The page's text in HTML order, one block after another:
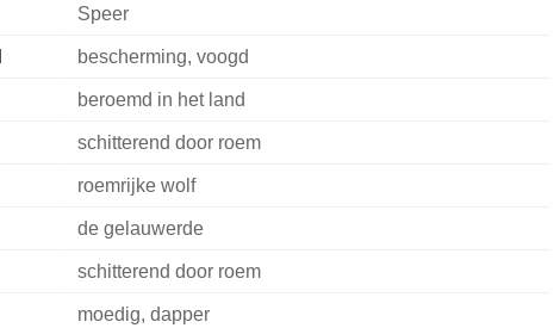
Speer
bescherming, voogd
beroemd in het land
schitterend door roem
roemrijke wolf
de gelauwerde
schitterend door roem
moedig, dapper